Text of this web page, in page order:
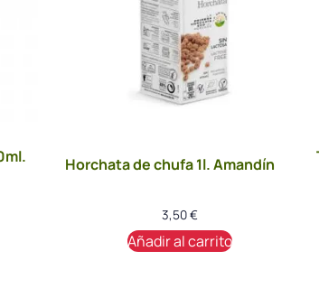
Horchata de chufa 1l. Amandín
3,50€
Añadir al carrito